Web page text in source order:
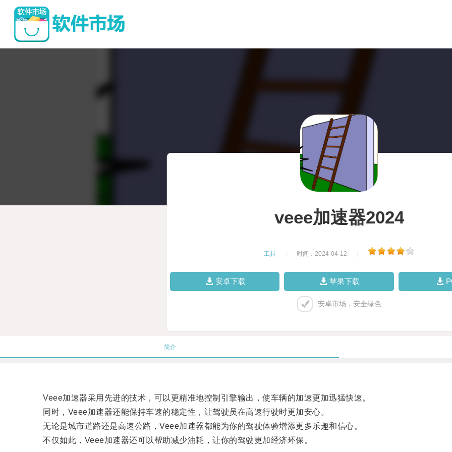
veee加速器2024
工具 时间：2024-04-12
安卓下载 苹果下载
安卓市场，安全绿色
简介
Veee加速器采用先进的技术，可以更精准地控制引擎输出，使车辆的加速更加迅猛快速。
同时，Veee加速器还能保持车速的稳定性，让驾驶员在高速行驶时更加安心。
无论是城市道路还是高速公路，Veee加速器都能为你的驾驶体验增添更多乐趣和信心。
不仅如此，Veee加速器还可以帮助减少油耗，让你的驾驶更加经济环保。